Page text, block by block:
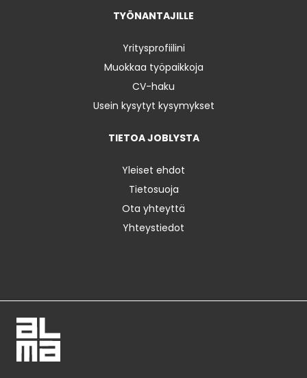
TYÖNANTAJILLE
Yritysprofiilini
Muokkaa työpaikkoja
CV-haku
Usein kysytyt kysymykset
TIETOA JOBLYSTA
Yleiset ehdot
Tietosuoja
Ota yhteyttä
Yhteystiedot